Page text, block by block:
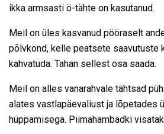
ikka armsasti ö-tähte on kasutanud.
Meil on üles kasvanud pööraselt
põlvkond, kelle peatsete saavutuste
kahvatuda. Tahan sellest osa saada.
Meil on alles vanarahvale tähtsad
alates vastlapäevaliust ja lõpetades
hüppamisega. Piimahambadki